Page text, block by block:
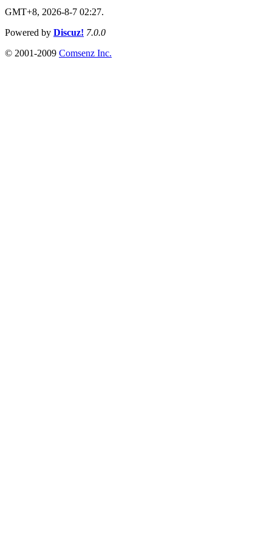
GMT+8, 2026-8-7 02:27.
Powered by Discuz! 7.0.0
© 2001-2009 Comsenz Inc.